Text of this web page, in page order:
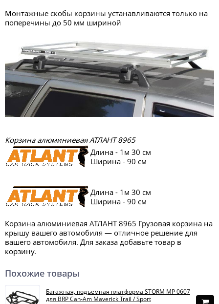
Монтажные скобы корзины устанавливаются только на
поперечины до 50 мм шириной
Корзина алюминиевая АТЛАНТ 8965
Длина - 1м 30 см
Ширина - 90 см
Длина - 1м 30 см
Ширина - 90 см
Корзина алюминиевая АТЛАНТ 8965 Грузовая корзина на
крышу вашего автомобиля — отличное решение для
вашего автомобиля. Для заказа добавьте товар в
корзину.
Похожие товары
Багажная, подъемная платформа STORM MP 0607
для BRP Can-Am Maverick Trail / Sport